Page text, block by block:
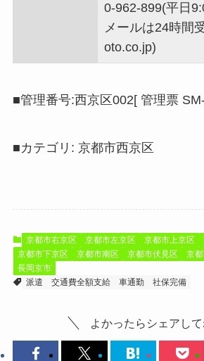
0-962-899(平日
メールは24時間
oto.co.jp)
■管理番号:西京区002[ 管理票
■カテゴリ: 京都市西京区
京都市右京区 京都市左京区 京都市上京区
京都市下京区
京都市南区 京都市伏見区 京
長岡京市
派遣
交通費全額支給 車通勤 社保完備
よかったらシェアして